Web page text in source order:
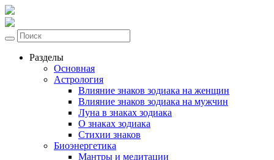
Разделы
Основная
Астрология
Влияние знаков зодиака на женщин
Влияние знаков зодиака на мужчин
Луна в знаках зодиака
О знаках зодиака
Стихии знаков
Биоэнергетика
Мантры и медитации